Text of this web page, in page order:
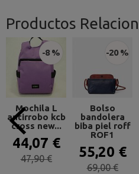
Productos
-8 %
Mochila L
antirrobo kcb
cross new...
44,07 €
47,90 €
-20 %
Bolso
bandolera
biba piel roff
ROF1
55,20 €
69,00 €